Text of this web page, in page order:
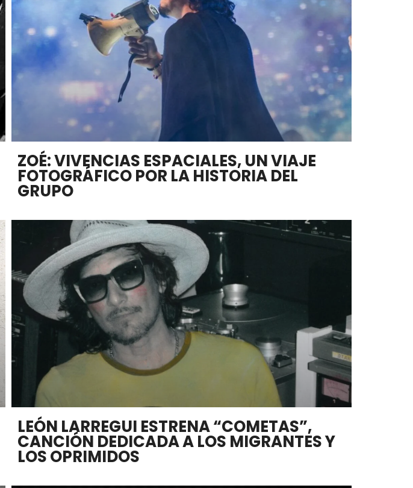
ZOÉ: VIVENCIAS ESPACIALES, UN VIAJE
FOTOGRÁFICO POR LA HISTORIA DEL
GRUPO
LEÓN LARREGUI ESTRENA “COMETAS”,
CANCIÓN DEDICADA A LOS MIGRANTES Y
LOS OPRIMIDOS